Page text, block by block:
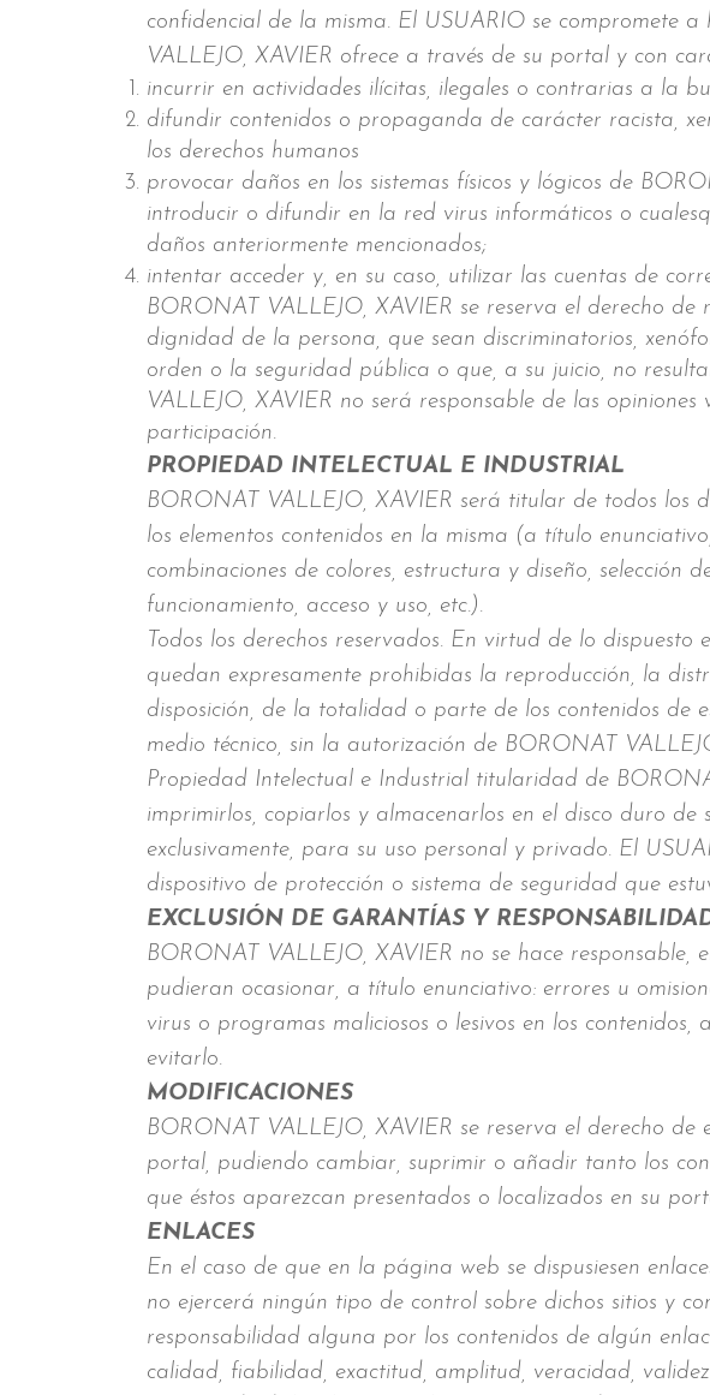
confidencial de la misma. El USUARIO se compromete
VALLEJO, XAVIER ofrece a través de su portal y con
incurrir en actividades ilícitas, ilegales o contrarias a la
difundir contenidos o propaganda de carácter racista,
los derechos humanos
provocar daños en los sistemas físicos y lógicos de
introducir o difundir en la red virus informáticos o
daños anteriormente mencionados;
intentar acceder y, en su caso, utilizar las cuentas de
BORONAT VALLEJO, XAVIER se reserva el derecho
dignidad de la persona, que sean discriminatorios,
orden o la seguridad pública o que, a su juicio, no
VALLEJO, XAVIER no será responsable de las
participación.
PROPIEDAD INTELECTUAL E INDUSTRIAL
BORONAT VALLEJO, XAVIER será titular de todos los
los elementos contenidos en la misma (a título
combinaciones de colores, estructura y diseño,
funcionamiento, acceso y uso, etc.).
Todos los derechos reservados. En virtud de lo
quedan expresamente prohibidas la reproducción, la
disposición, de la totalidad o parte de los contenidos de
medio técnico, sin la autorización de BORONAT
Propiedad Intelectual e Industrial titularidad de
imprimirlos, copiarlos y almacenarlos en el disco duro
exclusivamente, para su uso personal y privado. El
dispositivo de protección o sistema de seguridad que
EXCLUSIÓN DE GARANTÍAS Y
BORONAT VALLEJO, XAVIER no se hace
pudieran ocasionar, a título enunciativo: errores u
virus o programas maliciosos o lesivos en los
evitarlo.
MODIFICACIONES
BORONAT VALLEJO, XAVIER se reserva el derecho
portal, pudiendo cambiar, suprimir o añadir tanto los
que éstos aparezcan presentados o localizados en su
ENLACES
En el caso de que en la página web se dispusiesen
no ejercerá ningún tipo de control sobre dichos sitios y
responsabilidad alguna por los contenidos de algún
calidad, fiabilidad, exactitud, amplitud, veracidad,